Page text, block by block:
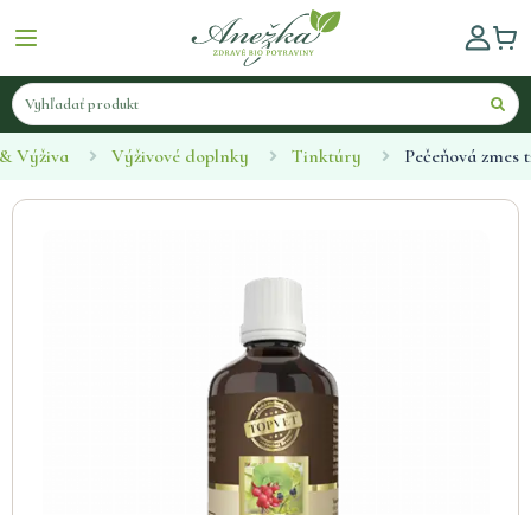
Výživa Výživové doplnky Tinktúry Pečeňová